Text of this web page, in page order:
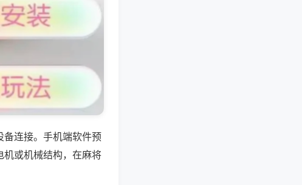
备连接。手机端软件预
机或机械结构，在麻将